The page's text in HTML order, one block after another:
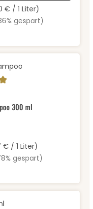
€ / 1 Liter)
gespart)
5 von 5 Sternen
300 ml
€ / 1 Liter)
gespart)